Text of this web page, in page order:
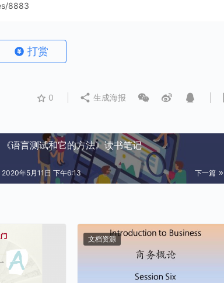
8883
打赏
0 生成海报
《语言测试和它的方法》读书笔记
下一篇
2020年5月11日 下午6:13
文档资源